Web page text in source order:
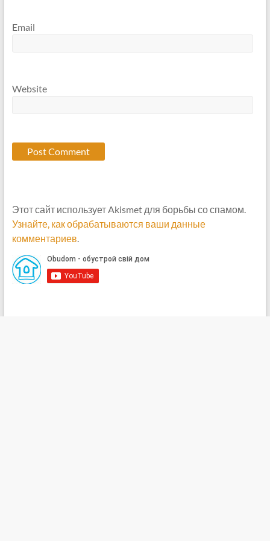
Email
Website
Этот сайт использует Akismet для борьбы со спамом.
Узнайте, как обрабатываются ваши данные
комментариев